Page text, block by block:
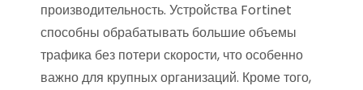
производительность. Устройства Fortinet
способны обрабатывать большие объемы
трафика без потери скорости, что особенно
важно для крупных организаций. Кроме того,